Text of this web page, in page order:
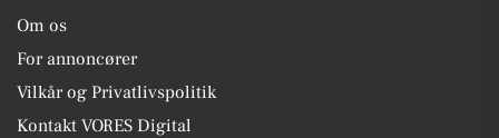
Om os
For annoncører
Vilkår og Privatlivspolitik
Kontakt VORES Digital